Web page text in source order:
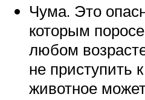
Чума. Это
которым
любом
не приступить
животное